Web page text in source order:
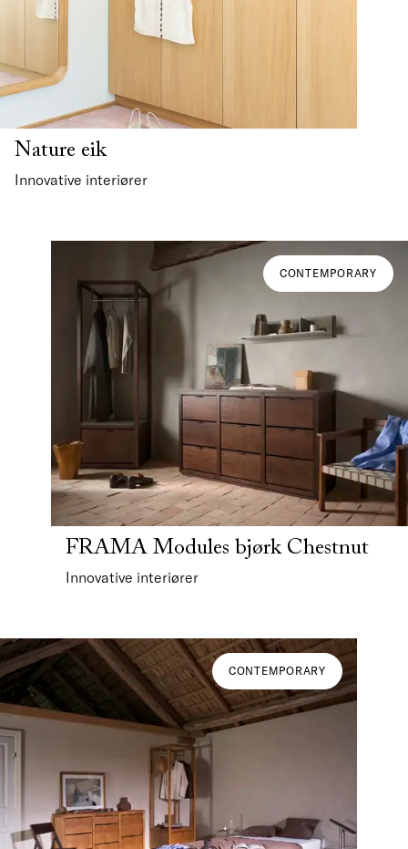
Nature eik
Innovative interiører
CONTEMPORARY
FRAMA Modules bjørk Chestnut
Innovative interiører
CONTEMPORARY